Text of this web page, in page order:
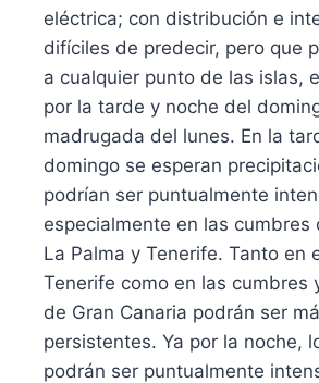
eléctrica; con distribución e
difíciles de predecir, pero que
a cualquier punto de las islas,
por la tarde y noche del
madrugada del lunes. En la
domingo se esperan
podrían ser puntualmente
especialmente en las cumbres
La Palma y Tenerife. Tanto en
Tenerife como en las cumbres
de Gran Canaria podrán ser
persistentes. Ya por la noche,
podrán ser puntualmente